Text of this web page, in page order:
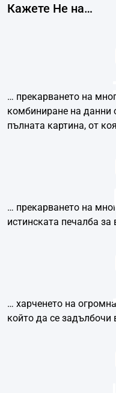
Кажете Не на…
… прекарването на
комбиниране на данни
пълната картина, от
… прекарването на
истинската печалба за
… харченето на
който да се задълбочи